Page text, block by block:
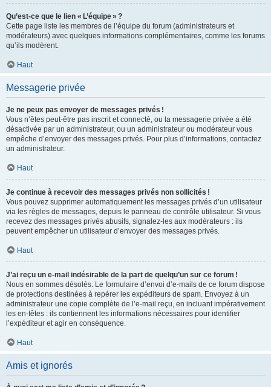
Qu’est-ce que le lien « L’équipe » ?
Cette page liste les membres de l’équipe du forum (administrateurs et
modérateurs) avec quelques informations complémentaires, comme les forums
qu’ils modèrent.
Haut
Messagerie privée
Je ne peux pas envoyer de messages privés !
Vous n’êtes peut-être pas inscrit et connecté, ou la messagerie privée a été
désactivée par un administrateur, ou un administrateur ou modérateur vous
empêche d’envoyer des messages privés. Pour plus d’informations, contactez
un administrateur.
Haut
Je continue à recevoir des messages privés non sollicités !
Vous pouvez supprimer automatiquement les messages privés d’un utilisateur
via les règles de messages, depuis le panneau de contrôle utilisateur. Si vous
recevez des messages privés abusifs, signalez-les aux modérateurs : ils
peuvent empêcher un utilisateur d’envoyer des messages privés.
Haut
J’ai reçu un e-mail indésirable de la part de quelqu’un sur ce forum !
Nous en sommes désolés. Le formulaire d’envoi d’e-mails de ce forum dispose
de protections destinées à repérer les expéditeurs de spam. Envoyez à un
administrateur une copie complète de l’e-mail reçu, en incluant impérativement
les en-têtes : ils contiennent les informations nécessaires pour identifier
l’expéditeur et agir en conséquence.
Haut
Amis et ignorés